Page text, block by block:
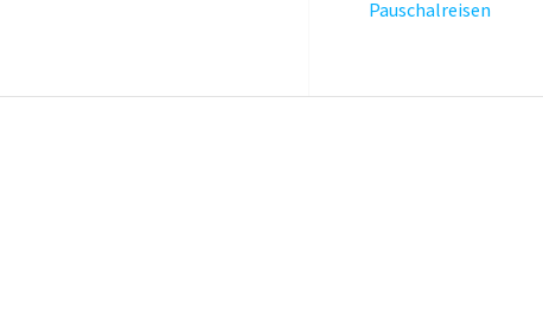
Pauschalreisen